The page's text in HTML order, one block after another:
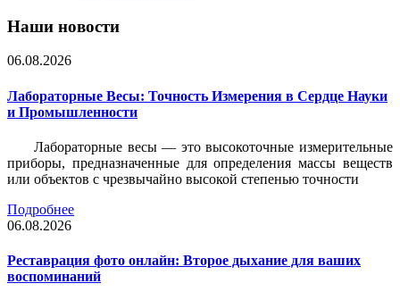
Наши новости
06.08.2026
Лабораторные Весы: Точность Измерения в Сердце Науки
и Промышленности
Лабораторные весы — это высокоточные измерительные
приборы, предназначенные для определения массы веществ
или объектов с чрезвычайно высокой степенью точности
Подробнее
06.08.2026
Реставрация фото онлайн: Второе дыхание для ваших
воспоминаний